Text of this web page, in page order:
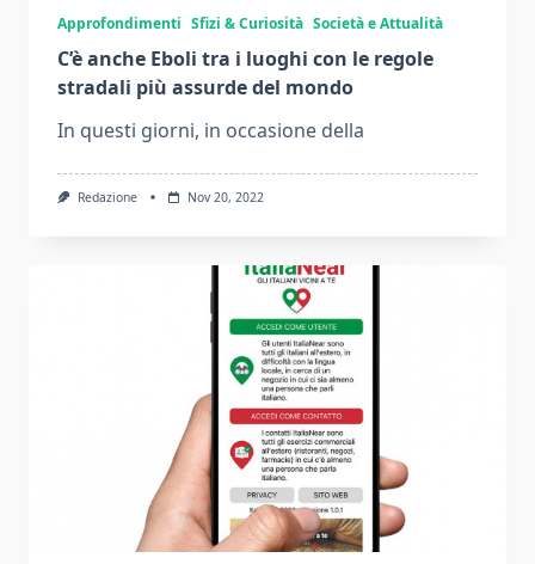
Approfondimenti Sfizi & Curiosità Società e Attualità
C’è anche Eboli tra i luoghi con le regole
stradali più assurde del mondo
In questi giorni, in occasione della
Redazione Nov 20, 2022